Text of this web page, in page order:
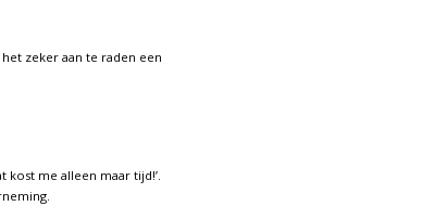
zeker aan te raden een
me alleen maar tijd!’.